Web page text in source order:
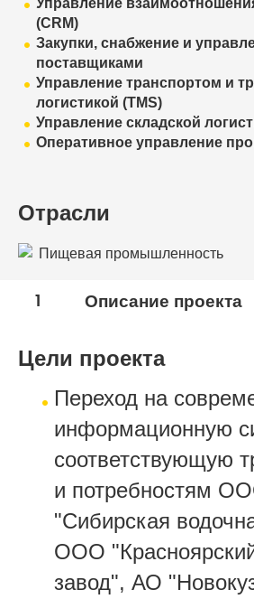
(CRM)
Закупки, снабжение и
поставщиками
Управление транспортом и
логистикой (TMS)
Управление складской
Оперативное управление
Отрасли
Пищевая промышленность
1 Описание проекта
Цели проекта
Переход на
информационную
соответствующую
и потребностям
"Сибирская
ООО
завод", АО